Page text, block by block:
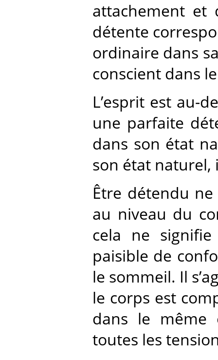
attachement et
détente
ordinaire dans
conscient dans
L’esprit est au-
une parfaite
dans son état
son état naturel,
Être détendu
au niveau du
cela ne
paisible de
le sommeil. Il
le corps est
dans le même
toutes les